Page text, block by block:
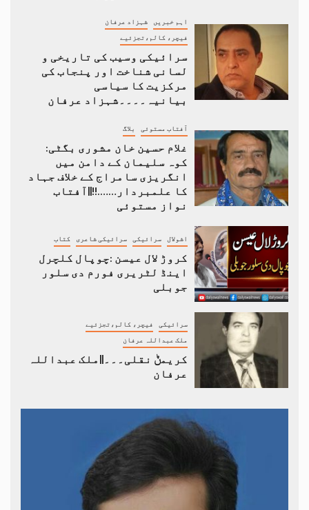
اہم خبریں شہزاد عرفان
فیچر، کالم،تجزئیے
سرائیکی وسیب کی تاریخی و
لسانی شناخت اور پنجاب کی
مرکزیت کا سیاسی
بیانیہ۔۔۔۔شہزاد عرفان
آفتاب مستوئی بلاگ
غلام حسین خان مشوری بگٹی:
کوہ سلیمان کے دامن میں
انگریزی سامراج کے خلاف جہاد
کا علمبردار…….!!||آفتاب
نواز مستوئی
اشولال سرائیکی سرائیکی شاعری کتاب
کروڑ لال عیسن :چوپال کلچرل
اینڈ لٹریری فورم دی سلور
جوبلی
سرائیکی فیچر، کالم،تجزئیے
ملک عبداللہ عرفان
کریمݨ نقلی۔۔۔||ملک عبداللہ
عرفان